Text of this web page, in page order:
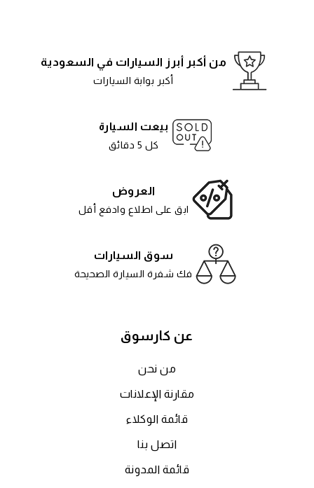
من أكبر أبرز السيارات في السعودية
أكبر بوابة السيارات
بيعت السيارة
كل 5 دقائق
العروض
ابق على اطلاع وادفع أقل
سوق السيارات
فك شفرة السيارة الصحيحة
عن كارسوق
من نحن
مقارنة الإعلانات
قائمة الوكلاء
اتصل بنا
قائمة المدونة